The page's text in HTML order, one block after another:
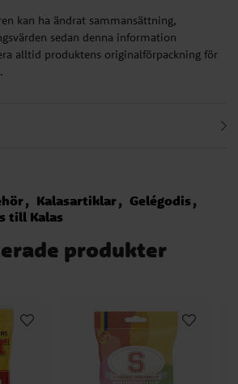
kan ha ändrat sammansättning,
sedan denna information
alltid produktens originalförpackning för
Kalasartiklar
Gelégodis
till Kalas
produkter